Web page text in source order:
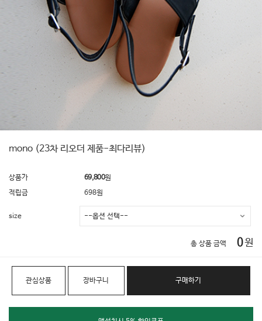
mono (23차 리오더 제품-최다리뷰)
상품가 69,800원
적립금
698원
size
총 상품 금액 0원
관심상품 장바구니 구매하기